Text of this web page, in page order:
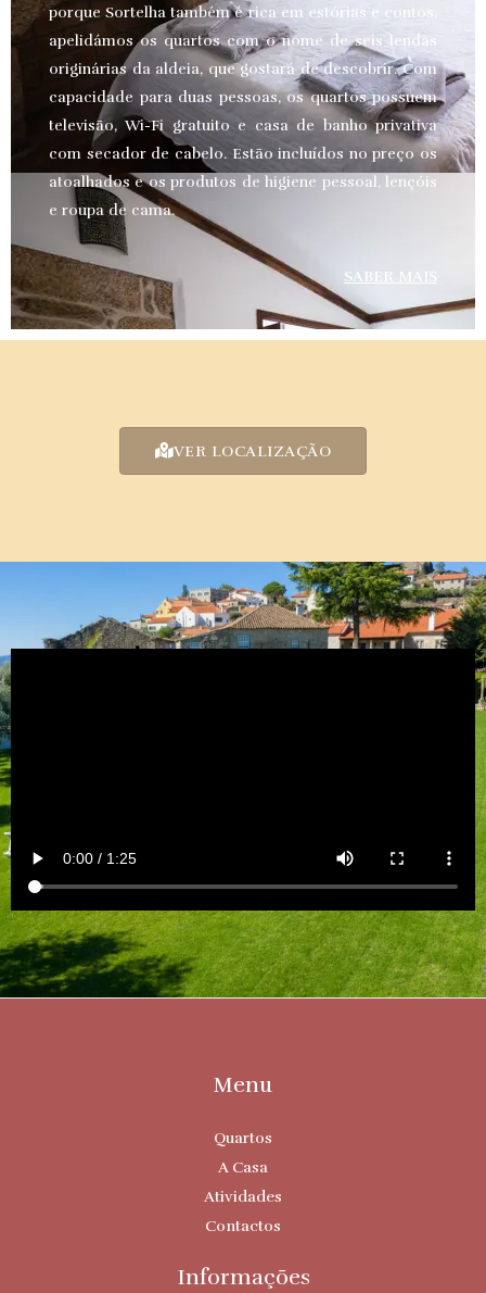
porque Sortelha também é rica em estórias e contos,
apelidámos os quartos com o nome de seis lendas
originárias da aldeia, que gostará de descobrir. Com
capacidade para duas pessoas, os quartos possuem
televisão, Wi-Fi gratuito e casa de banho privativa
com secador de cabelo. Estão incluídos no preço os
atoalhados e os produtos de higiene pessoal, lençóis
e roupa de cama.
SABER MAIS
VER LOCALIZAÇÃO
Menu
Quartos
A Casa
Atividades
Contactos
Informações